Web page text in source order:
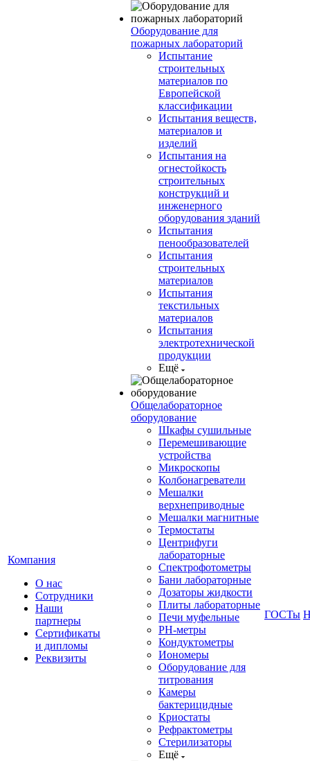
Компания
О нас
Сотрудники
Наши
партнеры
Сертификаты
и дипломы
Реквизиты
Оборудование для
пожарных лабораторий
Испытание
строительных
материалов по
Европейской
классификации
Испытания веществ,
материалов и
изделий
Испытания на
огнестойкость
строительных
конструкций и
инженерного
оборудования зданий
Испытания
пенообразователей
Испытания
строительных
материалов
Испытания
текстильных
материалов
Испытания
электротехнической
продукции
Ещё
Общелабораторное
оборудование
Шкафы сушильные
Перемешивающие
устройства
Микроскопы
Колбонагреватели
Мешалки
верхнеприводные
Мешалки магнитные
Термостаты
Центрифуги
лабораторные
Спектрофотометры
Бани лабораторные
Дозаторы жидкости
Плиты лабораторные
Печи муфельные
РН-метры
Кондуктометры
Иономеры
Оборудование для
титрования
Камеры
бактерицидные
Криостаты
Рефрактометры
Стерилизаторы
Ещё
ГОСТы